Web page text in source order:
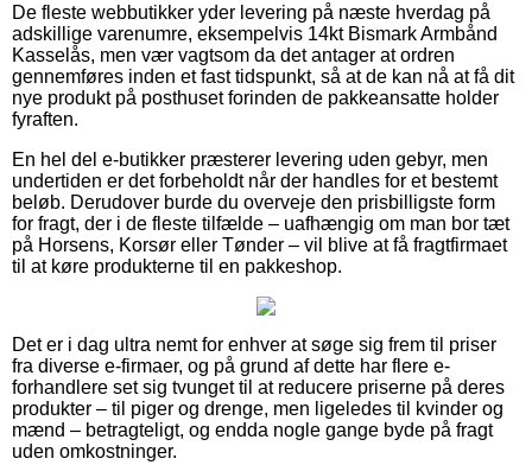
De fleste webbutikker yder levering på næste hverdag på
adskillige varenumre, eksempelvis 14kt Bismark Armbånd
Kasselås, men vær vagtsom da det antager at ordren
gennemføres inden et fast tidspunkt, så at de kan nå at få dit
nye produkt på posthuset forinden de pakkeansatte holder
fyraften.
En hel del e-butikker præsterer levering uden gebyr, men
undertiden er det forbeholdt når der handles for et bestemt
beløb. Derudover burde du overveje den prisbilligste form
for fragt, der i de fleste tilfælde – uafhængig om man bor tæt
på Horsens, Korsør eller Tønder – vil blive at få fragtfirmaet
til at køre produkterne til en pakkeshop.
Det er i dag ultra nemt for enhver at søge sig frem til priser
fra diverse e-firmaer, og på grund af dette har flere e-
forhandlere set sig tvunget til at reducere priserne på deres
produkter – til piger og drenge, men ligeledes til kvinder og
mænd – betragteligt, og endda nogle gange byde på fragt
uden omkostninger.